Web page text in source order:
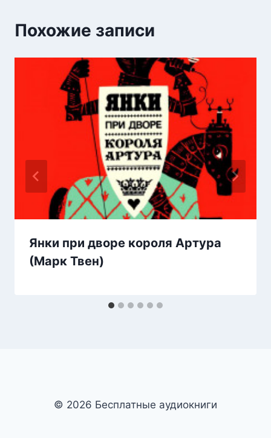
Похожие записи
Янки при дворе короля Артура
(Марк Твен)
© 2026 Бесплатные аудиокниги